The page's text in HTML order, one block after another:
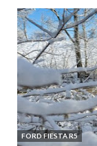
FORD FIESTA R5